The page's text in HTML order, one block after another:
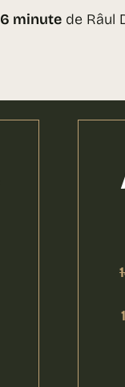
6 minute de Râul